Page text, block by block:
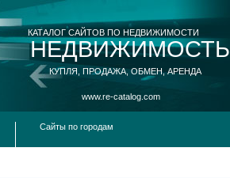
КАТАЛОГ САЙТОВ ПО НЕДВИЖИМОСТИ
НЕДВИЖИМОСТЬ
КУПЛЯ, ПРОДАЖА, ОБМЕН, АРЕНДА
www.re-catalog.com
Сайты по городам